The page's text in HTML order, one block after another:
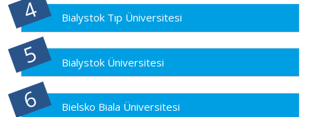
Bialystok Tıp Üniversitesi
Bialystok Üniversitesi
Bielsko Biala Üniversitesi